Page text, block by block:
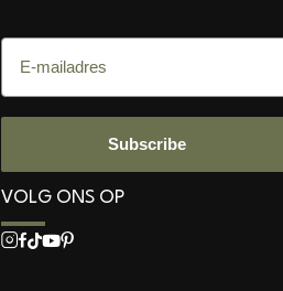
E-mailadres
Subscribe
VOLG ONS OP